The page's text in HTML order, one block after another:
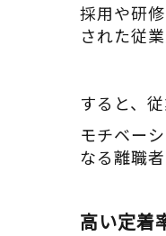
採用や研
された従
すると、
モチベー
なる離職
高い定着